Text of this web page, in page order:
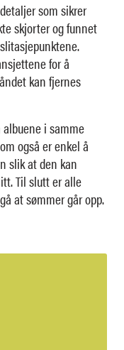
som sikrer
skjorter og funnet
for å
kan fjernes
i samme
også er enkel å
slik at den kan
Til slutt er alle
at sømmer går opp.